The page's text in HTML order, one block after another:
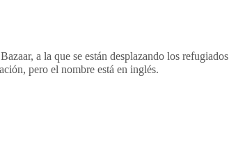
a la que se están desplazando los refugiados
pero el nombre está en inglés.